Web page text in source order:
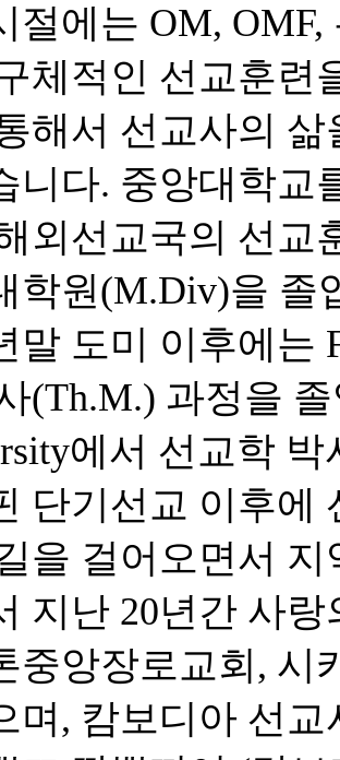
절에는 OM,
체적인 선교훈련
해서 선교사의
니다. 중앙대학교
외선교국의 선교
학원(M.Div)을 졸
말 도미 이후에는
(Th.M.) 과정을
에서 선교학
단기선교 이후에
을 걸어오면서
지난 20년간 사
중앙장로교회, 시
며, 캄보디아 선